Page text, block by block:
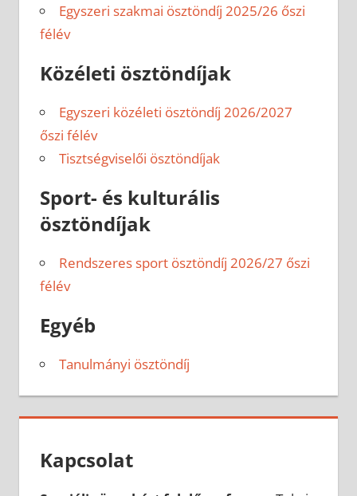
Egyszeri szakmai ösztöndíj 2025/26 őszi
félév
Közéleti ösztöndíjak
Egyszeri közéleti ösztöndíj 2026/2027
őszi félév
Tisztségviselői ösztöndíjak
Sport- és kulturális
ösztöndíjak
Rendszeres sport ösztöndíj 2026/27 őszi
félév
Egyéb
Tanulmányi ösztöndíj
Kapcsolat